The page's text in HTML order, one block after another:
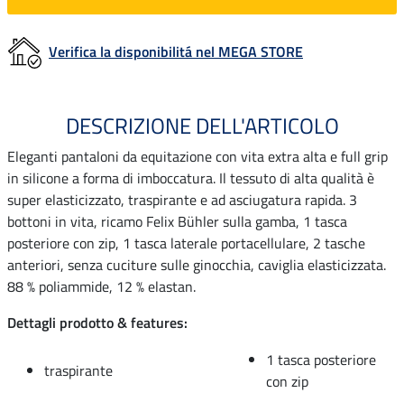
Verifica la disponibilitá nel MEGA STORE
DESCRIZIONE DELL'ARTICOLO
Eleganti pantaloni da equitazione con vita extra alta e full grip
in silicone a forma di imboccatura. Il tessuto di alta qualità è
super elasticizzato, traspirante e ad asciugatura rapida. 3
bottoni in vita, ricamo Felix Bühler sulla gamba, 1 tasca
posteriore con zip, 1 tasca laterale portacellulare, 2 tasche
anteriori, senza cuciture sulle ginocchia, caviglia elasticizzata.
88 % poliammide, 12 % elastan.
Dettagli prodotto & features:
traspirante
1 tasca posteriore
con zip